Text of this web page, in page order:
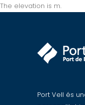
The elevation is m.
Port Vell és